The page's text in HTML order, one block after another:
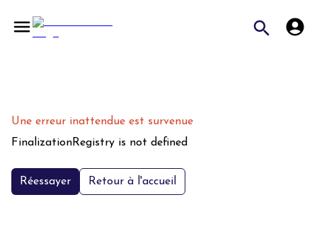
Une erreur inattendue est survenue
FinalizationRegistry is not defined
Réessayer Retour à l'accueil